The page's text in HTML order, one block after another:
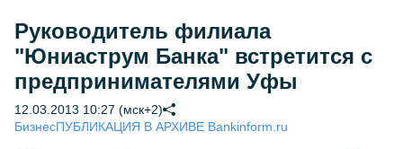
Руководитель филиала
"Юниаструм Банка" встретится с
предпринимателями Уфы
12.03.2013 10:27 (мск+2)
БизнесПУБЛИКАЦИЯ В АРХИВЕ Bankinform.ru